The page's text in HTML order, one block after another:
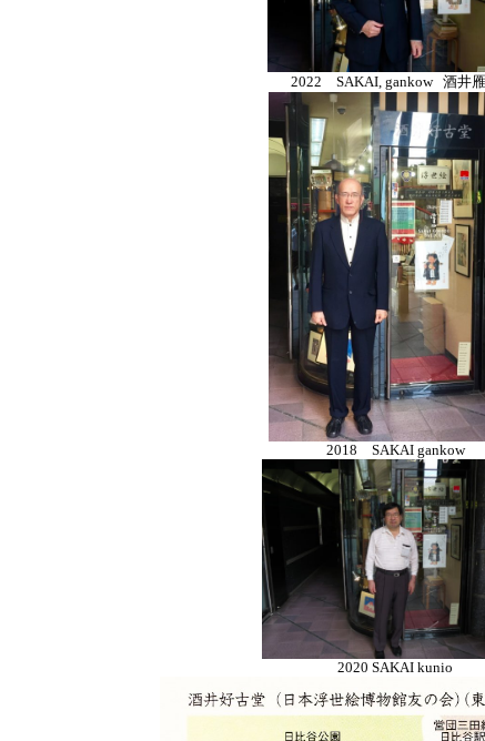
2022 SAKAI, gankow 酒井
2018 SAKAI gankow
2020 SAKAI kunio